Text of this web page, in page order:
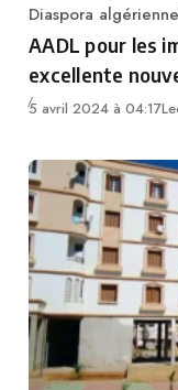
Category
Diaspora algérienne
AADL pour les
excellente
5 avril 2024 à 04:17